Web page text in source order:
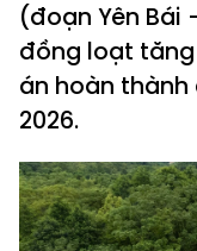
(đoạn Yên Bái
đồng loạt
án hoàn
2026.